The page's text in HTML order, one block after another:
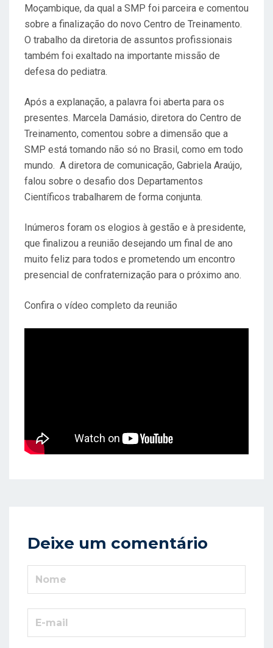
Moçambique, da qual a SMP foi parceira e comentou
sobre a finalização do novo Centro de Treinamento.
O trabalho da diretoria de assuntos profissionais
também foi exaltado na importante missão de
defesa do pediatra.
Após a explanação, a palavra foi aberta para os
presentes. Marcela Damásio, diretora do Centro de
Treinamento, comentou sobre a dimensão que a
SMP está tomando não só no Brasil, como em todo
mundo. A diretora de comunicação, Gabriela Araújo,
falou sobre o desafio dos Departamentos
Científicos trabalharem de forma conjunta.
Inúmeros foram os elogios à gestão e à presidente,
que finalizou a reunião desejando um final de ano
muito feliz para todos e prometendo um encontro
presencial de confraternização para o próximo ano.
Confira o vídeo completo da reunião
Deixe um comentário